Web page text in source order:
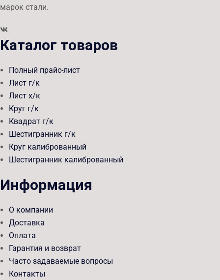
марок стали.
Каталог товаров
Полный прайс-лист
Лист г/к
Лист х/к
Круг г/к
Квадрат г/к
Шестигранник г/к
Круг калиброванный
Шестигранник калиброванный
Информация
О компании
Доставка
Оплата
Гарантия и возврат
Часто задаваемые вопросы
Контакты